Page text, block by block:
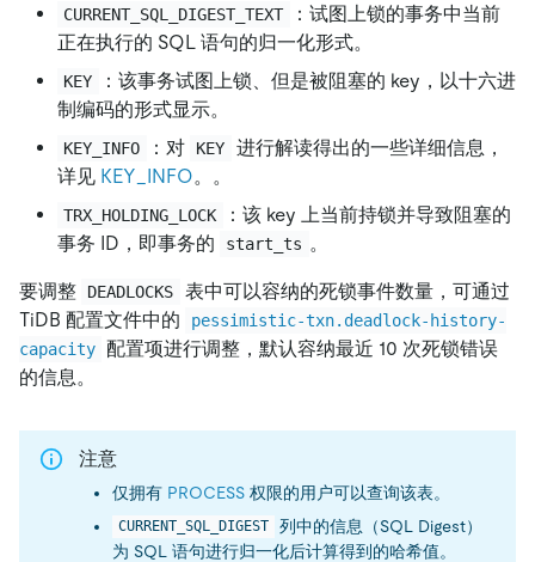
CURRENT_SQL_DIGEST_TEXT
：试图上锁的事务中当前
正在执行的 SQL 语句的归一化形式。
KEY
：该事务试图上锁、但是被阻塞的 key，以十六进
制编码的形式显示。
KEY_INFO ：对 KEY
进行解读得出的一些详细信息，
详见 KEY_INFO。。
TRX_HOLDING_LOCK
：该 key 上当前持锁并导致阻塞的
事务 ID，即事务的
start_ts 。
要调整 DEADLOCKS
表中可以容纳的死锁事件数量，可通过
TiDB 配置文件中的
pessimistic-txn.deadlock-history-
capacity 配置项进行调整，默认容纳最近 10 次死锁错误
的信息。
注意
仅拥有 PROCESS 权限的用户可以查询该表。
CURRENT_SQL_DIGEST
列中的信息（SQL Digest）
为 SQL 语句进行归一化后计算得到的哈希值。